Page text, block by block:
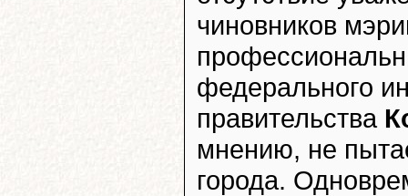
чиновников
федерального
правительства
мнению, не
города.